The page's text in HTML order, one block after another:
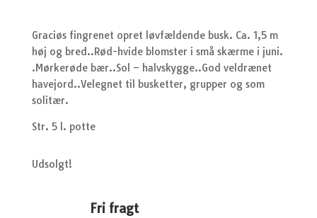
Graciøs fingrenet opret løvfældende busk. Ca. 1,5 m
høj og bred..Rød-hvide blomster i små skærme i juni.
.Mørkerøde bær..Sol – halvskygge..God veldrænet
havejord..Velegnet til busketter, grupper og som
solitær.
Str. 5 l. potte
Udsolgt!
Fri fragt